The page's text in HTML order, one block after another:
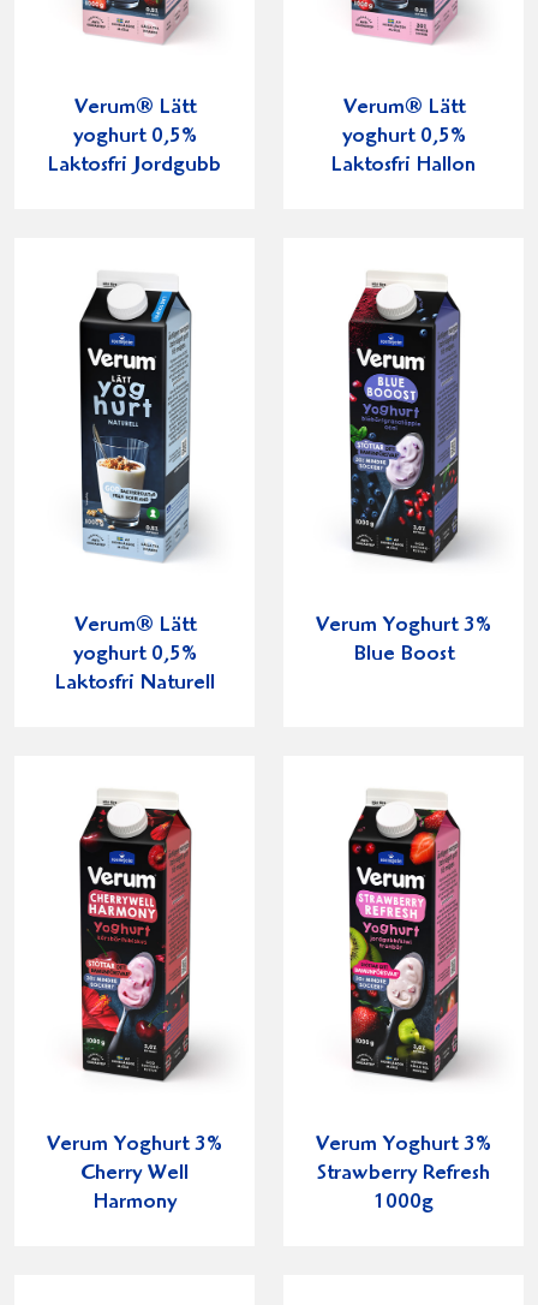
Verum® Lätt
yoghurt 0,5%
Laktosfri Jordgubb
Verum® Lätt
yoghurt 0,5%
Laktosfri Hallon
Verum® Lätt
yoghurt 0,5%
Laktosfri Naturell
Verum Yoghurt 3%
Blue Boost
Verum Yoghurt 3%
Cherry Well
Harmony
Verum Yoghurt 3%
Strawberry Refresh
1000g